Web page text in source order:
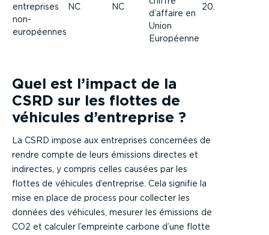
entreprises
non-
européennes
NC NC
d’affaire en
Union
Européenne
2028
Quel est l’impact de la
CSRD sur les flottes de
véhicules d’entreprise ?
La CSRD impose aux entreprises concernées de
rendre compte de leurs émissions directes et
indirectes, y compris celles causées par les
flottes de véhicules d’entreprise. Cela signifie la
mise en place de process pour collecter les
données des véhicules, mesurer les émissions de
CO2 et calculer l’empreinte carbone d’une flotte